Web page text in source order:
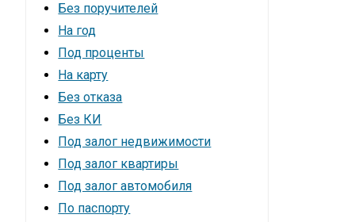
Без поручителей
На год
Под проценты
На карту
Без отказа
Без КИ
Под залог недвижимости
Под залог квартиры
Под залог автомобиля
По паспорту